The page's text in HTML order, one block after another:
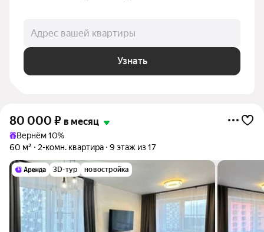
Адрес вашей квартиры
Узнать
80 000 ₽ в месяц
Вернём 10%
60 м²
2-комн. квартира 9 этаж из 17
3D-тур новостройка